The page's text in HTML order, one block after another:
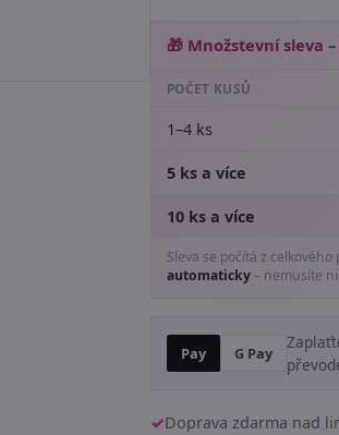
🎁 Množstevní sleva
POČET KUSŮ
1–4 ks
5 ks a více
10 ks a více
Sleva se počítá z
automaticky– nemusíte
Pay G Pay
Doprava zdarma nad